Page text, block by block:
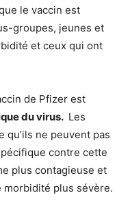
le vaccin est
groupes, jeunes et
et ceux qui ont
de Pfizer est
du virus. Les
ne peuvent pas
contre cette
plus contagieuse et
plus sévère.